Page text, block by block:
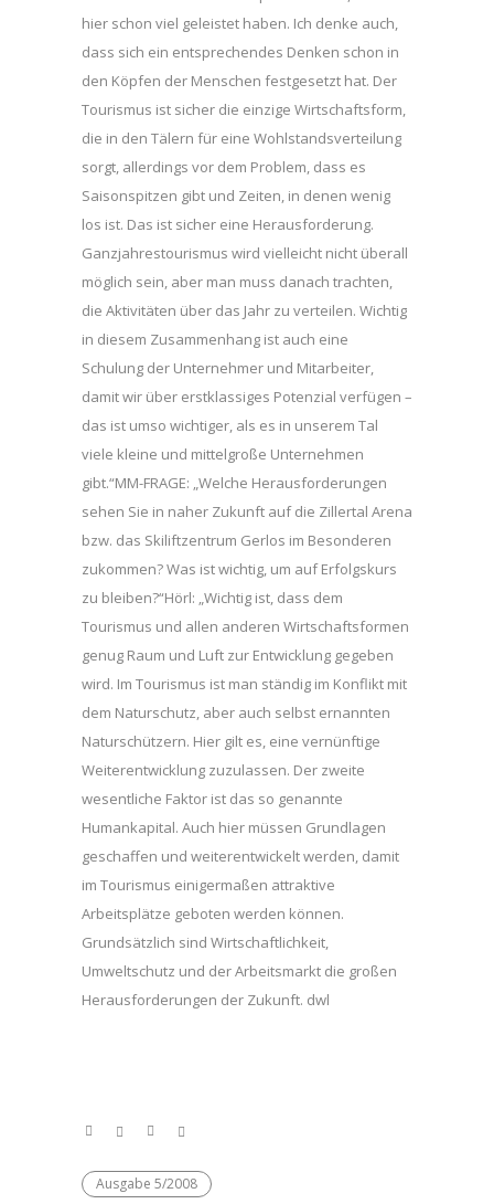
hier schon viel geleistet haben. Ich denke auch,
dass sich ein entsprechendes Denken schon in
den Köpfen der Menschen festgesetzt hat. Der
Tourismus ist sicher die einzige Wirtschaftsform,
die in den Tälern für eine Wohlstandsverteilung
sorgt, allerdings vor dem Problem, dass es
Saisonspitzen gibt und Zeiten, in denen wenig
los ist. Das ist sicher eine Herausforderung.
Ganzjahrestourismus wird vielleicht nicht überall
möglich sein, aber man muss danach trachten,
die Aktivitäten über das Jahr zu verteilen. Wichtig
in diesem Zusammenhang ist auch eine
Schulung der Unternehmer und Mitarbeiter,
damit wir über erstklassiges Potenzial verfügen –
das ist umso wichtiger, als es in unserem Tal
viele kleine und mittelgroße Unternehmen
gibt.“MM-FRAGE: „Welche Herausforderungen
sehen Sie in naher Zukunft auf die Zillertal Arena
bzw. das Skiliftzentrum Gerlos im Besonderen
zukommen? Was ist wichtig, um auf Erfolgskurs
zu bleiben?“Hörl: „Wichtig ist, dass dem
Tourismus und allen anderen Wirtschaftsformen
genug Raum und Luft zur Entwicklung gegeben
wird. Im Tourismus ist man ständig im Konflikt mit
dem Naturschutz, aber auch selbst ernannten
Naturschützern. Hier gilt es, eine vernünftige
Weiterentwicklung zuzulassen. Der zweite
wesentliche Faktor ist das so genannte
Humankapital. Auch hier müssen Grundlagen
geschaffen und weiterentwickelt werden, damit
im Tourismus einigermaßen attraktive
Arbeitsplätze geboten werden können.
Grundsätzlich sind Wirtschaftlichkeit,
Umweltschutz und der Arbeitsmarkt die großen
Herausforderungen der Zukunft. dwl
Ausgabe 5/2008